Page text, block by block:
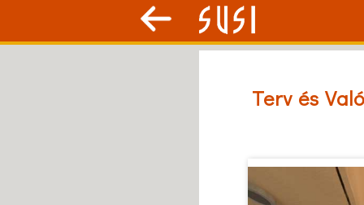
Terv és